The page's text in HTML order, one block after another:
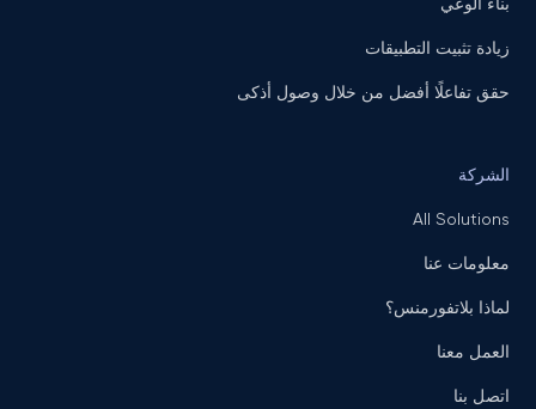
زيادة تثبيت التطبيقات
حقق تفاعلًا أفضل من خلال وصول أذكى
الشركة
All Solutions
معلومات عنا
لماذا بلاتفورمنس؟
العمل معنا
اتصل بنا